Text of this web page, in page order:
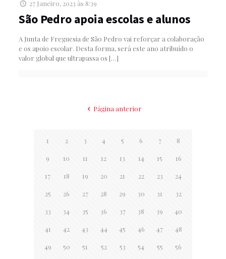
27 Janeiro, 2023 às 8:39
São Pedro apoia escolas e alunos
A Junta de Freguesia de São Pedro vai reforçar a colaboração
e os apoio escolar. Desta forma, será este ano atribuído o
valor global que ultrapassa os […]
Página anterior
1 2 3 4 5 6 7 8
9 10 11 12 13 14 15 16
17 18 19 20 21 22 23 24
25 26 27 28 29 30 31 32
33 34 35 36 37 38 39 40
41 42 43 44 45 46 47 48
49 50 51 52 53 54 55 56